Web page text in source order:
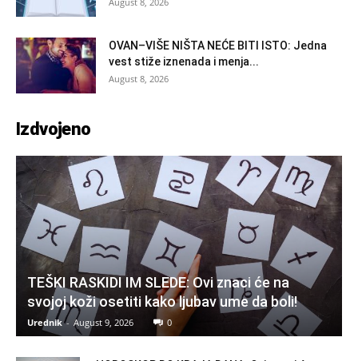
OVAN–VIŠE NIŠTA NEĆE BITI ISTO: Jedna
vest stiže iznenada i menja...
August 8, 2026
Izdvojeno
TEŠKI RASKIDI IM SLEDE: Ovi znaci će na
svojoj koži osetiti kako ljubav ume da boli!
Urednik - August 9, 2026 0